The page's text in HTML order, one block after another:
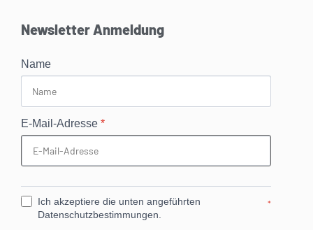
Newsletter Anmeldung
Name
E-Mail-Adresse *
Ich akzeptiere die unten angeführten
Datenschutzbestimmungen.
*